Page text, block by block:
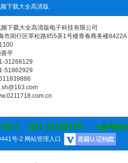
下载大全高清版
下载大全高清版电子科技有限公司
上海市闵行区莘松路855弄1号楼青春商务楼8422A
善平
31268129
51862929
021-31268129 上海市闵
号-2 网站管理入口